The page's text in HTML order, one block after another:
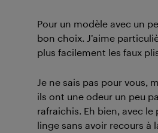
Pour un modèle avec un
bon choix. J’aime
plus facilement les faux
Je ne sais pas pour vous,
ils ont une odeur un peu
rafraichis. Eh bien, avec
linge sans avoir recours à